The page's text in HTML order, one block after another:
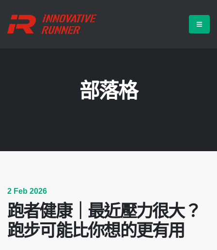
部落格
2 Feb 2026
跑者健康｜最近壓力很大？
跑步可能比你想的更有用